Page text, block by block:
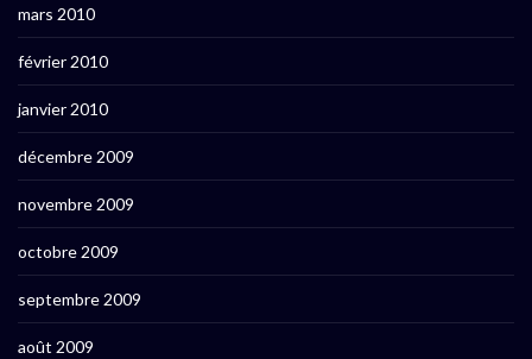
mars 2010
février 2010
janvier 2010
décembre 2009
novembre 2009
octobre 2009
septembre 2009
août 2009